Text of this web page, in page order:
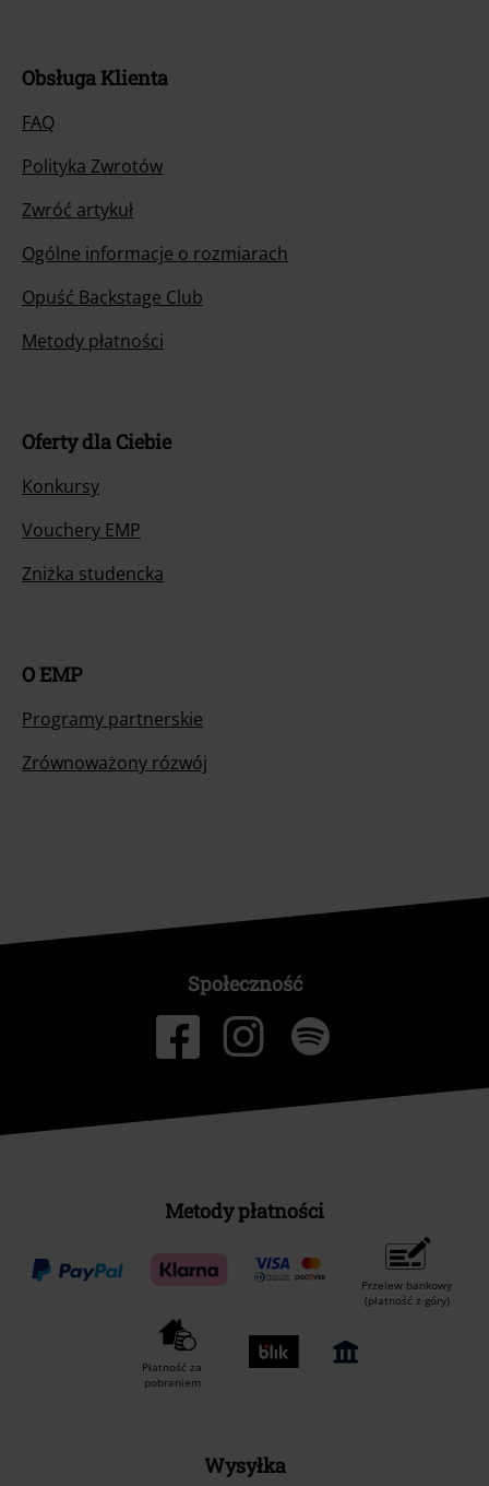
Obsługa Klienta
FAQ
Polityka Zwrotów
Zwróć artykuł
Ogólne informacje o rozmiarach
Opuść Backstage Club
Metody płatności
Oferty dla Ciebie
Konkursy
Vouchery EMP
Zniżka studencka
O EMP
Programy partnerskie
Zrównoważony rózwój
Społeczność
Metody płatności
Przelew bankowy
(płatność z góry)
Płatność za
pobraniem
Wysyłka